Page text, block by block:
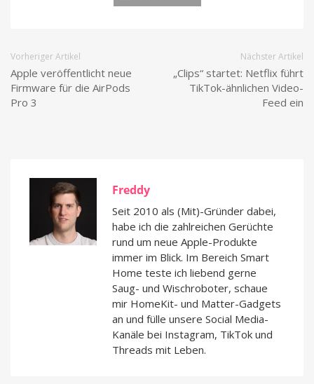
Vorheriger Artikel
Apple veröffentlicht neue
Firmware für die AirPods
Pro 3
Nächster Artikel
„Clips“ startet: Netflix führt
TikTok-ähnlichen Video-
Feed ein
Freddy
Seit 2010 als (Mit)-Gründer dabei,
habe ich die zahlreichen Gerüchte
rund um neue Apple-Produkte
immer im Blick. Im Bereich Smart
Home teste ich liebend gerne
Saug- und Wischroboter, schaue
mir HomeKit- und Matter-Gadgets
an und fülle unsere Social Media-
Kanäle bei Instagram, TikTok und
Threads mit Leben.